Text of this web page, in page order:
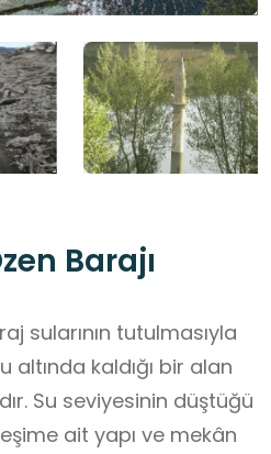
Barajı
sularının tutulmasıyla
altında kaldığı bir alan
Su seviyesinin düştüğü
ait yapı ve mekân